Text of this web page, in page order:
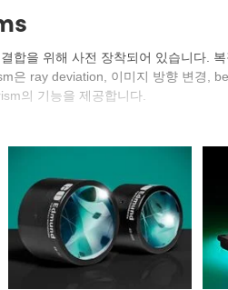
합을 위해 사전 장착되어 있습니다.
은 ray deviation, 이미지 방향 변경,
의 기능을 제공합니다.
을 포함해 세계에서 가장 많은 광학
는 C-Mount 호환성을 갖고 있어 여러
공합니다. C-Mounted Penta Prism은
Prism은 Retroreflection